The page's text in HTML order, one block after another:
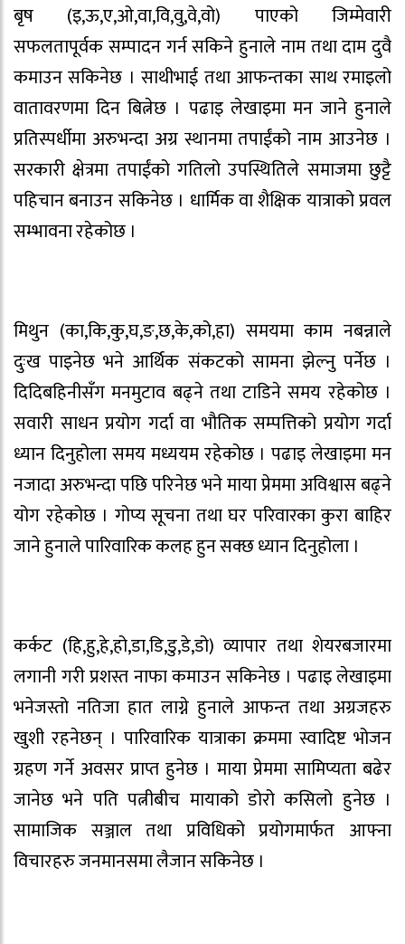
बृष (इ,ऊ,ए,ओ,वा,वि,वु,वे,वो) पाएको जिम्मेवारी
सफलतापूर्वक सम्पादन गर्न सकिने हुनाले नाम तथा दाम दुवै
कमाउन सकिनेछ । साथीभाई तथा आफन्तका साथ रमाइलो
वातावरणमा दिन बित्नेछ । पढाइ लेखाइमा मन जाने हुनाले
प्रतिस्पर्धीमा अरुभन्दा अग्र स्थानमा तपाईंको नाम आउनेछ ।
सरकारी क्षेत्रमा तपाईंको गतिलो उपस्थितिले समाजमा छुट्टै
पहिचान बनाउन सकिनेछ । धार्मिक वा शैक्षिक यात्राको प्रवल
सम्भावना रहेकोछ ।
मिथुन (का,कि,कु,घ,ङ,छ,के,को,हा) समयमा काम नबन्नाले
दुःख पाइनेछ भने आर्थिक संकटको सामना झेल्नु पर्नेछ ।
दिदिबहिनीसँग मनमुटाव बढ्ने तथा टाडिने समय रहेकोछ ।
सवारी साधन प्रयोग गर्दा वा भौतिक सम्पत्तिको प्रयोग गर्दा
ध्यान दिनुहोला समय मध्ययम रहेकोछ । पढाइ लेखाइमा मन
नजादा अरुभन्दा पछि परिनेछ भने माया प्रेममा अविश्वास बढ्ने
योग रहेकोछ । गोप्य सूचना तथा घर परिवारका कुरा बाहिर
जाने हुनाले पारिवारिक कलह हुन सक्छ ध्यान दिनुहोला ।
कर्कट (हि,हु,हे,हो,डा,डि,डु,डे,डो) व्यापार तथा शेयरबजारमा
लगानी गरी प्रशस्त नाफा कमाउन सकिनेछ । पढाइ लेखाइमा
भनेजस्तो नतिजा हात लाग्ने हुनाले आफन्त तथा अग्रजहरु
खुशी रहनेछन् । पारिवारिक यात्राका क्रममा स्वादिष्ट भोजन
ग्रहण गर्ने अवसर प्राप्त हुनेछ । माया प्रेममा सामिप्यता बढेर
जानेछ भने पति पत्नीबीच मायाको डोरो कसिलो हुनेछ ।
सामाजिक सञ्जाल तथा प्रविधिको प्रयोगमार्फत आफ्ना
विचारहरु जनमानसमा लैजान सकिनेछ ।